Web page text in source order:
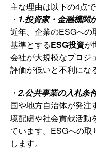
主な理由は以下の4点で
・ 1.投資家・金融機関
近年、企業のESGへ
基準とするESG投資が
会社が大規模なプロジ
評価が低いと不利にな
・ 2.公共事業の入札条
国や地方自治体が発注
境配慮や社会貢献活動
ています。ESGへの
します。